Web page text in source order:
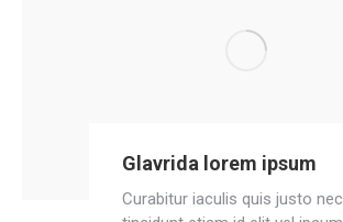
Glavrida lorem ipsum
Curabitur iaculis quis justo nec